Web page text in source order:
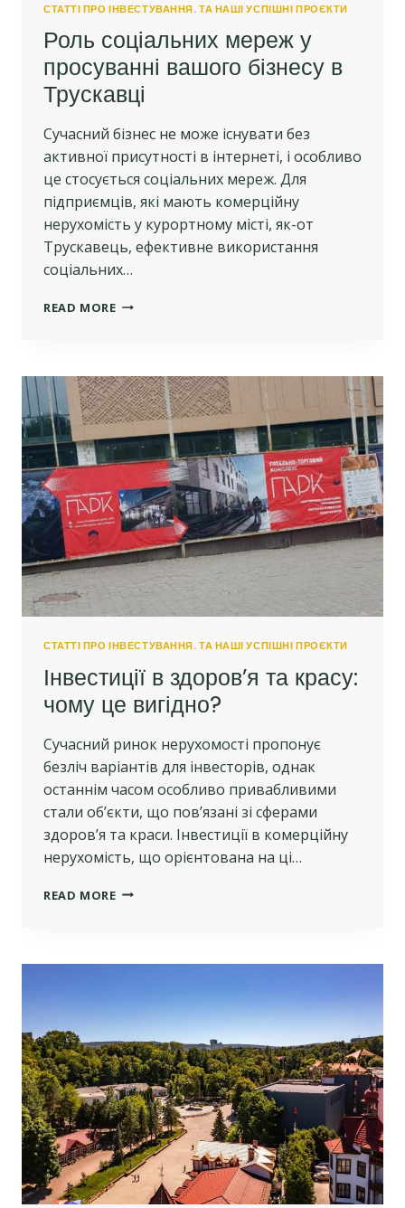
СТАТТІ ПРО ІНВЕСТУВАННЯ. ТА НАШІ УСПІШНІ ПРОЄКТИ
Роль соціальних мереж у
просуванні вашого бізнесу в
Трускавці
Сучасний бізнес не може існувати без
активної присутності в інтернеті, і особливо
це стосується соціальних мереж. Для
підприємців, які мають комерційну
нерухомість у курортному місті, як-от
Трускавець, ефективне використання
соціальних…
READ MOREРОЛЬ
ПРОСУВАННІ
ВАШОГО
БІЗНЕСУ
ТРУСКАВЦІ
СТАТТІ ПРО ІНВЕСТУВАННЯ. ТА НАШІ УСПІШНІ ПРОЄКТИ
Інвестиції в здоров’я та красу:
чому це вигідно?
Сучасний ринок нерухомості пропонує
безліч варіантів для інвесторів, однак
останнім часом особливо привабливими
стали об’єкти, що пов’язані зі сферами
здоров’я та краси. Інвестиції в комерційну
нерухомість, що орієнтована на ці…
READ MOREІНВЕСТИЦІЇ
КРАСУ: